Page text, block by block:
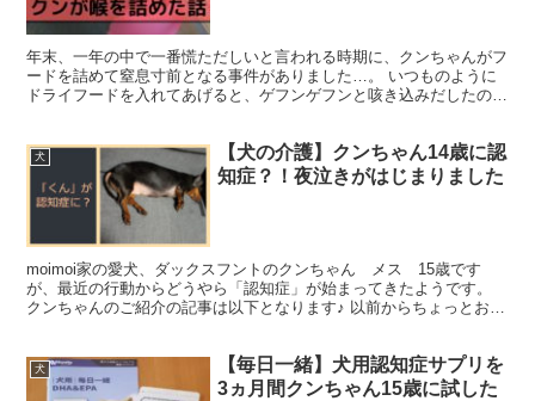
年末、一年の中で一番慌ただしいと言われる時期に、クンちゃんがフ
ードを詰めて窒息寸前となる事件がありました…。 いつものように
ドライフードを入れてあげると、ゲフンゲフンと咳き込みだしたので
犬
【犬の介護】クンちゃん14歳に認
知症？！夜泣きがはじまりました
moimoi家の愛犬、ダックスフントのクンちゃん メス 15歳です
が、最近の行動からどうやら「認知症」が始まってきたようです。
クンちゃんのご紹介の記事は以下となります♪ 以前からちょっとおと
犬
【毎日一緒】犬用認知症サプリを
3ヵ月間クンちゃん15歳に試した